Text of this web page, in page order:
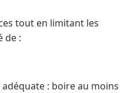
tout en limitant les
de :
: boire au moins